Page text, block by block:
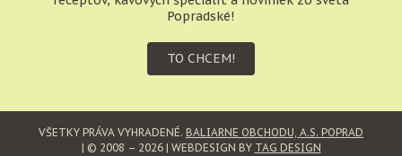
Popradské!
TO CHCEM!
VŠETKY PRÁVA VYHRADENÉ. BALIARNE OBCHODU, A.S. POPRAD
| © 2008 – 2026 | WEBDESIGN BY TAG DESIGN